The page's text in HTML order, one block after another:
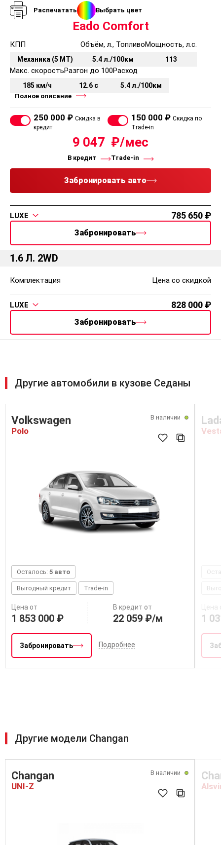
Распечатать Выбрать цвет
Eado Comfort
КПП
Механика (5 MT)
Объём, л., Топливо
5.4 л./100км
Мощность, л.с.
113
Макс. скорость
185 км/ч
Разгон до 100
12.6 с
Расход
5.4 л./100км
Полное описание
250 000 ₽ Скидка в
кредит
150 000 ₽ Скидка по
Trade-in
9 047
В кредит Trade-in
Забронировать авто
LUXE 785 650
Забронировать
1.6 Л. 2WD
Комплектация Цена со скидкой
LUXE 828 000
Забронировать
Другие автомобили в кузове Седаны
В наличии
Volkswagen
Polo
Осталось: 5 авто
Выгодный кредит Trade-in
Цена от
1 853 000 ₽
В кредит от
22 059 ₽/м
Забронировать Подробнее
Цена
1
Другие модели Changan
В наличии
Changan
UNI-Z